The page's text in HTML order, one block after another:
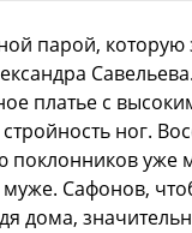
парой, которую
платье с
ног.
поклонников уже
Сафонов,
дома,